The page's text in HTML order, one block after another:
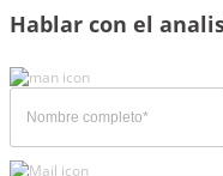
Hablar con el